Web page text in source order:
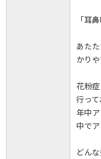
「耳
あた
かり
花粉
行っ
年中
中で
どん